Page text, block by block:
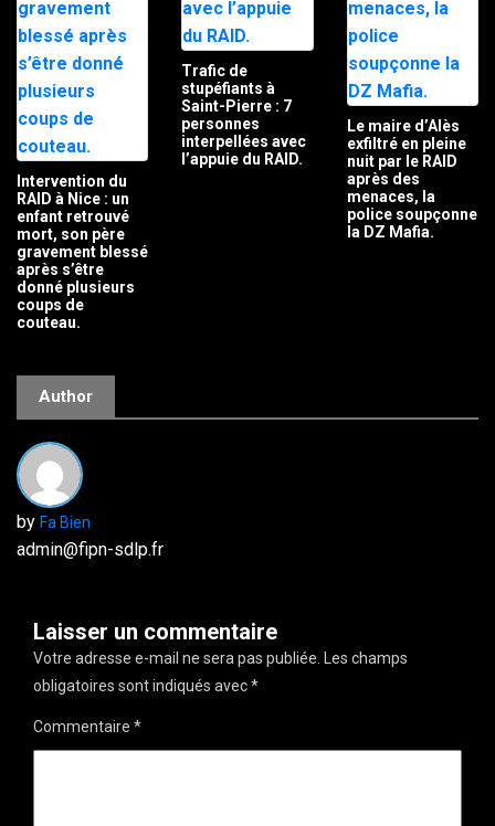
Intervention du
RAID à Nice : un
enfant retrouvé
mort, son père
gravement blessé
après s’être
donné plusieurs
coups de
couteau.
Trafic de
stupéfiants à
Saint-Pierre : 7
personnes
interpellées avec
l’appuie du RAID.
Le maire d’Alès
exfiltré en pleine
nuit par le RAID
après des
menaces, la
police soupçonne
la DZ Mafia.
Author
by Fa Bien
admin@fipn-sdlp.fr
Laisser un commentaire
Votre adresse e-mail ne sera pas publiée. Les champs
obligatoires sont indiqués avec*
Commentaire *